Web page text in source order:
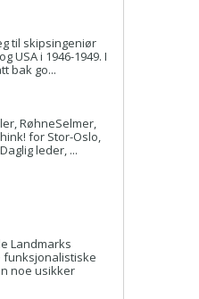
til skipsingeniør
USA i 1946-1949. I
bak go...
RøhneSelmer,
for Stor-Oslo,
leder, ...
Landmarks
funksjonalistiske
noe usikker